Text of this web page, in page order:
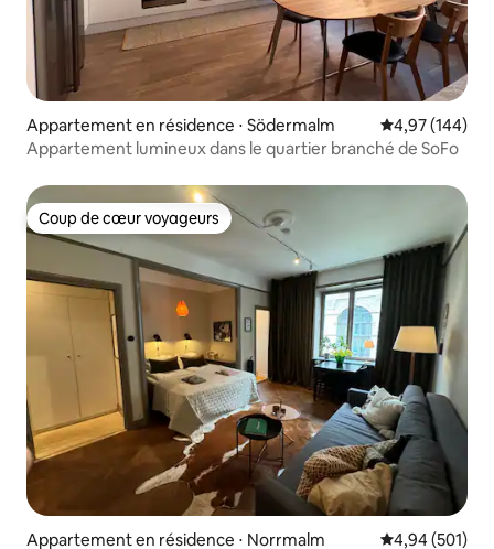
Appartement en résidence ⋅ Södermalm Évaluation
4,97 (144)
Appartement lumineux dans le quartier branché de SoFo
Coup de cœur voyageurs
Coup de cœur voyageurs
Appartement en résidence ⋅ Norrmalm Évaluation
4,94 (501)